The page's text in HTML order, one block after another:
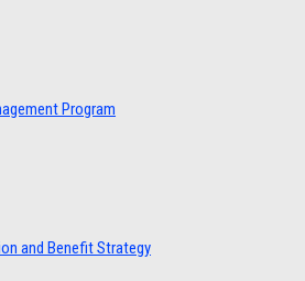
Program
and Benefit Strategy